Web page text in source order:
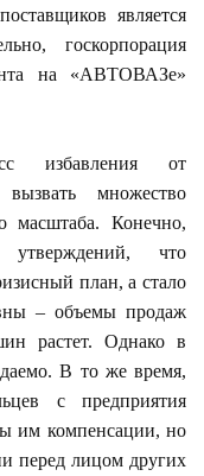
является
госкорпорация
на «АВТОВАЗе»
избавления от
множество
масштаба. Конечно,
что
план, а стало
– объемы продаж
растет. Однако в
В то же время,
с предприятия
им компенсации, но
перед лицом других